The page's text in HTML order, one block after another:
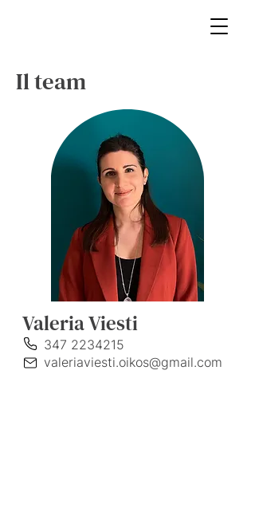
Il team
Valeria Viesti
347 2234215
valeriaviesti.oikos@gmail.com